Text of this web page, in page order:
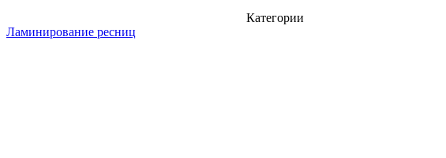
Категории
Ламинирование ресниц